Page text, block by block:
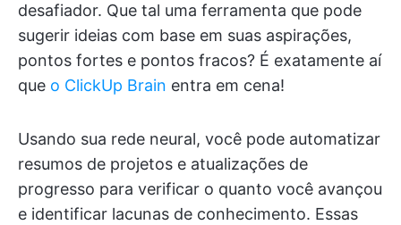
desafiador. Que tal uma ferramenta que pode
sugerir ideias com base em suas aspirações,
pontos fortes e pontos fracos? É exatamente aí
que o ClickUp Brain entra em cena!
Usando sua rede neural, você pode automatizar
resumos de projetos e atualizações de
progresso para verificar o quanto você avançou
e identificar lacunas de conhecimento. Essas